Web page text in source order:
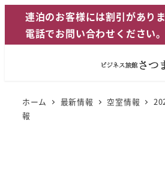
ン
連泊のお客様には割引があり
電話でお問い合わせください。
ホーム 最新情報 空室情報